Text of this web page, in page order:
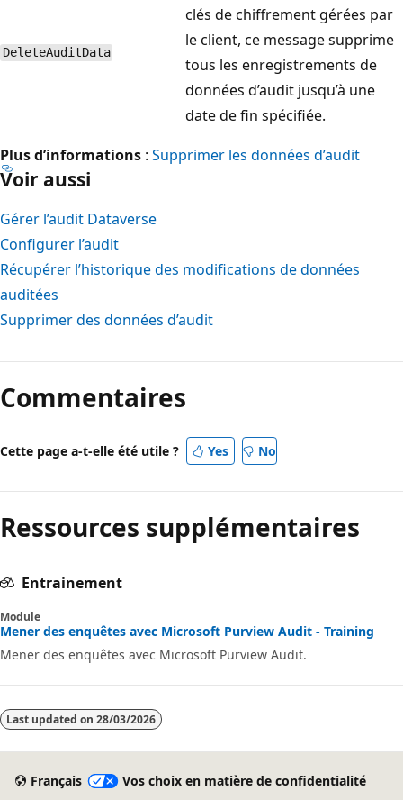
DeleteAuditData
clés de chiffrement gérées par
le client, ce message supprime
tous les enregistrements de
données d’audit jusqu’à une
date de fin spécifiée.
Plus d’informations : Supprimer les données d’audit
Voir aussi
Gérer l’audit Dataverse
Configurer l’audit
Récupérer l’historique des modifications de données
auditées
Supprimer des données d’audit
Commentaires
Cette page a-t-elle été utile ? Yes No
Ressources supplémentaires
Entrainement
Module
Mener des enquêtes avec Microsoft Purview Audit - Training
Mener des enquêtes avec Microsoft Purview Audit.
Last updated on 28/03/2026
Français Vos choix en matière de confidentialité